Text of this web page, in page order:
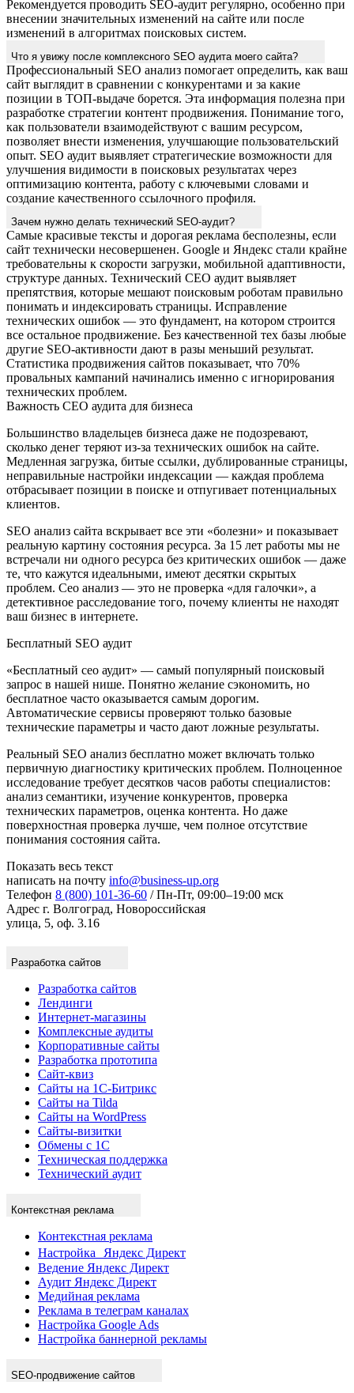
Рекомендуется проводить SEO-аудит регулярно, особенно при
внесении значительных изменений на сайте или после
изменений в алгоритмах поисковых систем.
Что я увижу после комплексного SEO аудита моего сайта?
Профессиональный SEO анализ помогает определить, как ваш
сайт выглядит в сравнении с конкурентами и за какие
позиции в ТОП-выдаче борется. Эта информация полезна при
разработке стратегии контент продвижения. Понимание того,
как пользователи взаимодействуют с вашим ресурсом,
позволяет внести изменения, улучшающие пользовательский
опыт. SEO аудит выявляет стратегические возможности для
улучшения видимости в поисковых результатах через
оптимизацию контента, работу с ключевыми словами и
создание качественного ссылочного профиля.
Зачем нужно делать технический SEO-аудит?
Самые красивые тексты и дорогая реклама бесполезны, если
сайт технически несовершенен. Google и Яндекс стали крайне
требовательны к скорости загрузки, мобильной адаптивности,
структуре данных. Технический СЕО аудит выявляет
препятствия, которые мешают поисковым роботам правильно
понимать и индексировать страницы. Исправление
технических ошибок — это фундамент, на котором строится
все остальное продвижение. Без качественной тех базы любые
другие SEO-активности дают в разы меньший результат.
Статистика продвижения сайтов показывает, что 70%
провальных кампаний начинались именно с игнорирования
технических проблем.
Важность СЕО аудита для бизнеса
Большинство владельцев бизнеса даже не подозревают,
сколько денег теряют из-за технических ошибок на сайте.
Медленная загрузка, битые ссылки, дублированные страницы,
неправильные настройки индексации — каждая проблема
отбрасывает позиции в поиске и отпугивает потенциальных
клиентов.
SEO анализ сайта вскрывает все эти «болезни» и показывает
реальную картину состояния ресурса. За 15 лет работы мы не
встречали ни одного ресурса без критических ошибок — даже
те, что кажутся идеальными, имеют десятки скрытых
проблем. Сео анализ — это не проверка «для галочки», а
детективное расследование того, почему клиенты не находят
ваш бизнес в интернете.
Бесплатный SEO аудит
«Бесплатный сео аудит» — самый популярный поисковый
запрос в нашей нише. Понятно желание сэкономить, но
бесплатное часто оказывается самым дорогим.
Автоматические сервисы проверяют только базовые
технические параметры и часто дают ложные результаты.
Реальный SEO анализ бесплатно может включать только
первичную диагностику критических проблем. Полноценное
исследование требует десятков часов работы специалистов:
анализ семантики, изучение конкурентов, проверка
технических параметров, оценка контента. Но даже
поверхностная проверка лучше, чем полное отсутствие
понимания состояния сайта.
Показать весь текст
написать на почту info@business-up.org
Телефон 8 (800) 101-36-60 / Пн-Пт, 09:00–19:00 мск
Адрес г. Волгоград, Новороссийская
улица, 5, оф. 3.16
Разработка сайтов
Разработка сайтов
Лендинги
Интернет-магазины
Комплексные аудиты
Корпоративные сайты
Разработка прототипа
Сайт-квиз
Сайты на 1С-Битрикс
Сайты на Tilda
Сайты на WordPress
Сайты-визитки
Обмены с 1С
Техническая поддержка
Технический аудит
Контекстная реклама
Контекстная реклама
Настройка Яндекс Директ
Ведение Яндекс Директ
Аудит Яндекс Директ
Медийная реклама
Реклама в телеграм каналах
Настройка Google Ads
Настройка баннерной рекламы
SEO-продвижение сайтов